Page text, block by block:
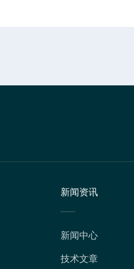
新闻资讯
新闻中心
技术文章